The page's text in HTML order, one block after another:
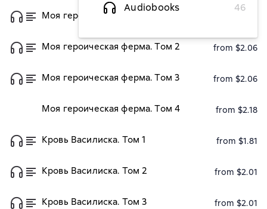
Audiobooks
46
Моя героическая ферма. Том 1
Моя героическая ферма. Том 2 from $2.06
Моя героическая ферма. Том 3 from $2.06
Моя героическая ферма. Том 4 from $2.18
Кровь Василиска. Том 1 from $1.81
Кровь Василиска. Том 2 from $2.01
Кровь Василиска. Том 3 from $2.01